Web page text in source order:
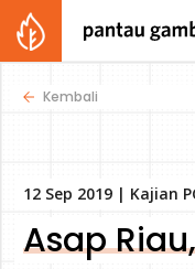
Kembali
12 Sep 2019 | Kajian
Asap